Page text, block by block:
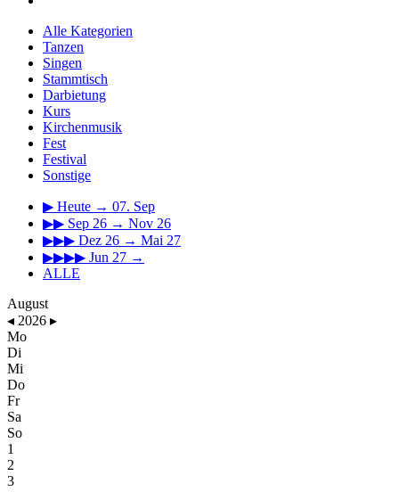
Alle Kategorien
Tanzen
Singen
Stammtisch
Darbietung
Kurs
Kirchenmusik
Fest
Festival
Sonstige
▶ Heute → 07. Sep
▶▶ Sep 26 → Nov 26
▶▶▶ Dez 26 → Mai 27
▶▶▶▶ Jun 27 →
ALLE
August
◂ 2026 ▸
Mo
Di
Mi
Do
Fr
Sa
So
1
2
3